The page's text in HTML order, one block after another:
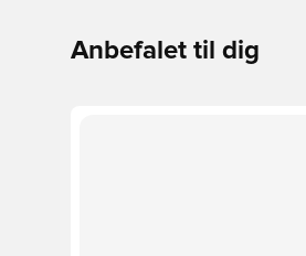
Anbefalet til dig